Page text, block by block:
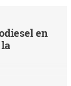
en